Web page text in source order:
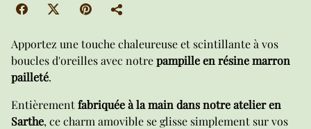
Apportez une touche chaleureuse et scintillante à vos
boucles d'oreilles avec notrepampille en résine marron
pailleté.
Entièrementfabriquée à la main dans notre atelier en
Sarthe, ce charm amovible se glisse simplement sur vos